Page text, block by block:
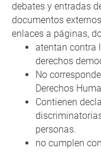
debates y entradas
documentos
enlaces a páginas,
atentan contra
derechos
No
Derechos
Contienen
personas.
no cumplen